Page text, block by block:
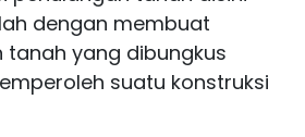
dengan membuat
tanah yang dibungkus
suatu konstruksi